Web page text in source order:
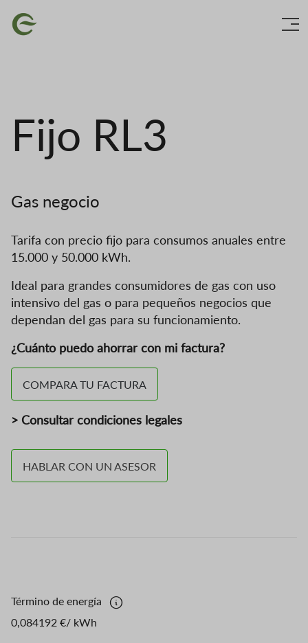
Imagen
Fijo RL3
Gas negocio
Tarifa con precio fijo para consumos anuales entre
15.000 y 50.000 kWh.
Ideal para grandes consumidores de gas con uso
intensivo del gas o para pequeños negocios que
dependan del gas para su funcionamiento.
¿Cuánto puedo ahorrar con mi factura?
COMPARA TU FACTURA
> Consultar condiciones legales
HABLAR CON UN ASESOR
Término de energía
0,084192 €/ kWh